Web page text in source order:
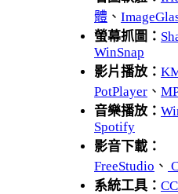
體 、
螢幕抓圖：
WinSnap
影片播放：
PotPlayer 、
音樂播放：
Spotify
影音下載：
FreeStudio 、
系統工具：